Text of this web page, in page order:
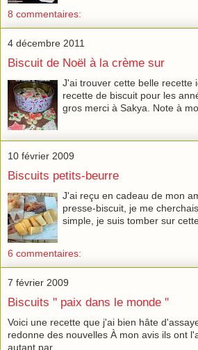
8 commentaires:
4 décembre 2011
Biscuit de Noël à la crème sur
J'ai trouver cette belle recette
recette de biscuit pour les
gros merci à Sakya. Note à moi
10 février 2009
Biscuits petits-beurre
J'ai reçu en cadeau de mon
presse-biscuit, je me
simple, je suis tomber sur
6 commentaires:
7 février 2009
Biscuits '' paix dans le monde ''
Voici une recette que j'ai bien hâte
redonne des nouvelles À mon avis ils ont
autant par ...